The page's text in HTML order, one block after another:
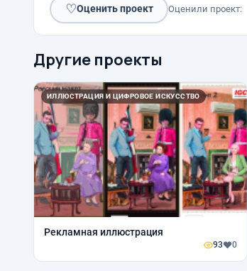
♡Оценить проект Оценили проект:
Другие проекты
ИЛЛЮСТРАЦИЯ И ЦИФРОВОЕ ИСКУССТВО
Рекламная иллюстрация
93 0